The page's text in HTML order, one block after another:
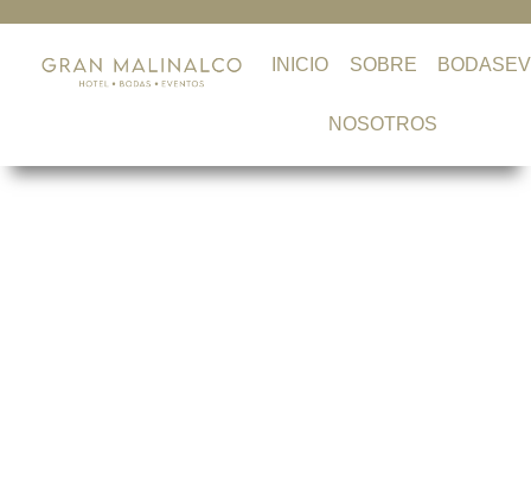
INICIO SOBRE
NOSOTROS
BODAS